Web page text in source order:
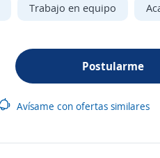
Trabajo en equipo
Postularme
Avísame con ofertas similares